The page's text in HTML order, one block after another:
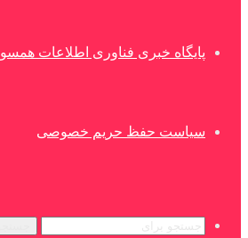
پایگاه خبری فناوری اطلاعات همسو
سیاست حفظ حریم خصوصی